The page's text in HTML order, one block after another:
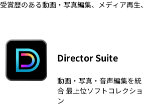
受賞歴のある動画・写真編集、メディア再生
Director Suite
動画・写真・音声編集を統
合 最上位ソフトコレクショ
ン